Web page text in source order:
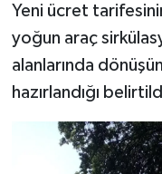
Yeni ücret
yoğun araç
alanlarında
hazırlandığı